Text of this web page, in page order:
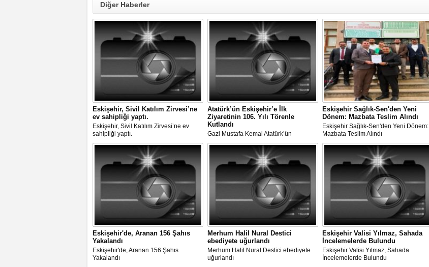
Diğer Haberler
Eskişehir, Sivil Katılım Zirvesi’ne
ev sahipliği yaptı.
Eskişehir, Sivil Katılım Zirvesi’ne ev
sahipliği yaptı.
Atatürk’ün Eskişehir’e İlk
Ziyaretinin 106. Yılı Törenle
Kutlandı
Gazi Mustafa Kemal Atatürk’ün
Eskişehir’e İlk Ziyaretinin 106. Yılı
Törenle Kutlandı
Eskişehir Sağlık-Sen'den Yeni
Dönem: Mazbata Teslim Alındı
Eskişehir Sağlık-Sen'den Yeni Dönem:
Mazbata Teslim Alındı
Eskişehir'de, Aranan 156 Şahıs
Yakalandı
Eskişehir'de, Aranan 156 Şahıs
Yakalandı
Merhum Halil Nural Destici
ebediyete uğurlandı
Merhum Halil Nural Destici ebediyete
uğurlandı
Eskişehir Valisi Yılmaz, Sahada
İncelemelerde Bulundu
Eskişehir Valisi Yılmaz, Sahada
İncelemelerde Bulundu